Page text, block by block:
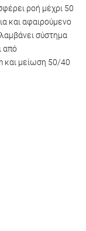
ροή μέχρι 50
και αφαιρούμενο
σύστημα
από
και μείωση 50/40